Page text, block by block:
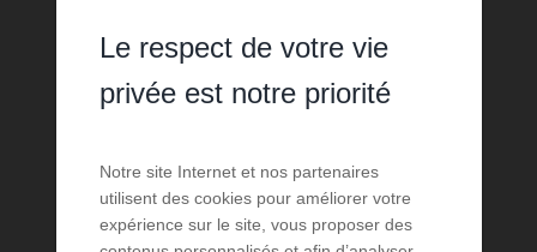
Le respect de votre vie
privée est notre priorité
Notre site Internet et nos partenaires
utilisent des cookies pour améliorer votre
expérience sur le site, vous proposer des